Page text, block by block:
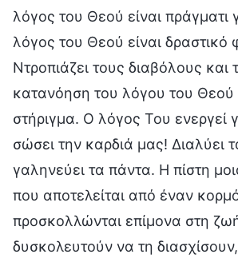
λόγος του Θεού είναι πράγματι
λόγος του Θεού είναι δραστικό
Ντροπιάζει τους διαβόλους
κατανόηση του λόγου του Θεού
στήριγμα. Ο λόγος Του ενεργεί
σώσει την καρδιά μας! Διαλύει
γαληνεύει τα πάντα. Η πίστη
που αποτελείται από έναν
προσκολλώνται επίμονα στη
δυσκολευτούν να τη